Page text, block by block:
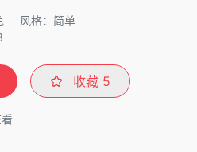
风格：简单
收藏 5